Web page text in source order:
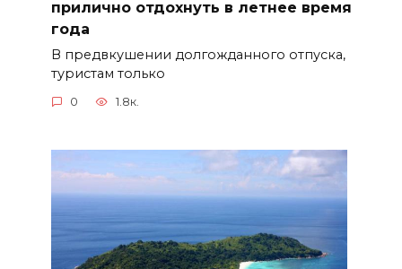
прилично отдохнуть в летнее время
года
В предвкушении долгожданного отпуска,
туристам только
0 1.8к.